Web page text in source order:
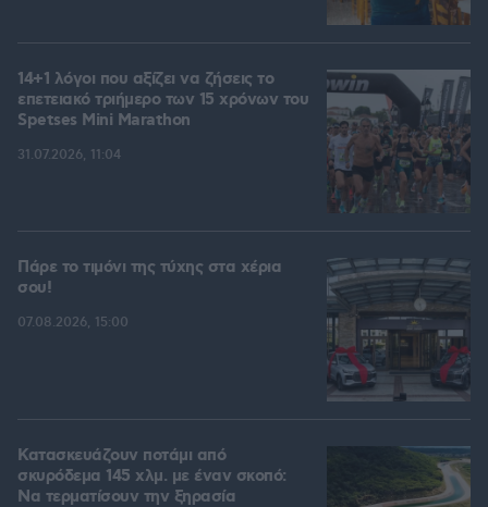
14+1 λόγοι που αξίζει να ζήσεις το
επετειακό τριήμερο των 15 χρόνων του
Spetses Mini Marathon
31.07.2026, 11:04
Πάρε το τιμόνι της τύχης στα χέρια
σου!
07.08.2026, 15:00
Κατασκευάζουν ποτάμι από
σκυρόδεμα 145 χλμ. με έναν σκοπό:
Να τερματίσουν την ξηρασία